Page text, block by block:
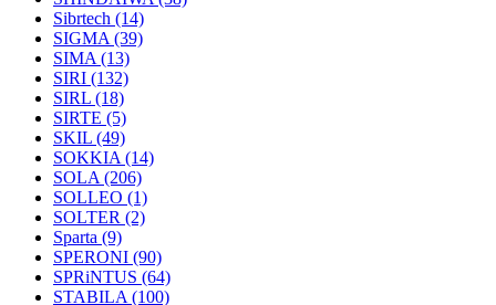
Sibrtech (14)
SIGMA (39)
SIMA (13)
SIRI (132)
SIRL (18)
SIRTE (5)
SKIL (49)
SOKKIA (14)
SOLA (206)
SOLLEO (1)
SOLTER (2)
Sparta (9)
SPERONI (90)
SPRiNTUS (64)
STABILA (100)